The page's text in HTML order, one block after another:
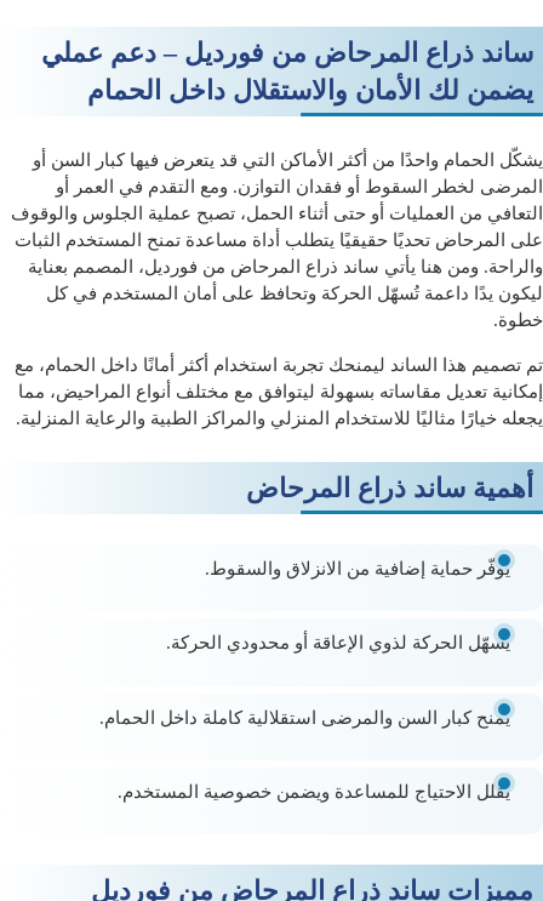
ساند ذراع المرحاض من فورديل – دعم عملي
يضمن لك الأمان والاستقلال داخل الحمام
يشكّل الحمام واحدًا من أكثر الأماكن التي قد يتعرض فيها كبار السن أو
المرضى لخطر السقوط أو فقدان التوازن. ومع التقدم في العمر أو
التعافي من العمليات أو حتى أثناء الحمل، تصبح عملية الجلوس والوقوف
على المرحاض تحديًا حقيقيًا يتطلب أداة مساعدة تمنح المستخدم الثبات
والراحة. ومن هنا يأتي ساند ذراع المرحاض من فورديل، المصمم بعناية
ليكون يدًا داعمة تُسهّل الحركة وتحافظ على أمان المستخدم في كل
خطوة.
تم تصميم هذا الساند ليمنحك تجربة استخدام أكثر أمانًا داخل الحمام، مع
إمكانية تعديل مقاساته بسهولة ليتوافق مع مختلف أنواع المراحيض، مما
يجعله خيارًا مثاليًا للاستخدام المنزلي والمراكز الطبية والرعاية المنزلية.
أهمية ساند ذراع المرحاض
يوفّر حماية إضافية من الانزلاق والسقوط.
يسهّل الحركة لذوي الإعاقة أو محدودي الحركة.
يمنح كبار السن والمرضى استقلالية كاملة داخل الحمام.
يقلل الاحتياج للمساعدة ويضمن خصوصية المستخدم.
مميزات ساند ذراع المرحاض من فورديل